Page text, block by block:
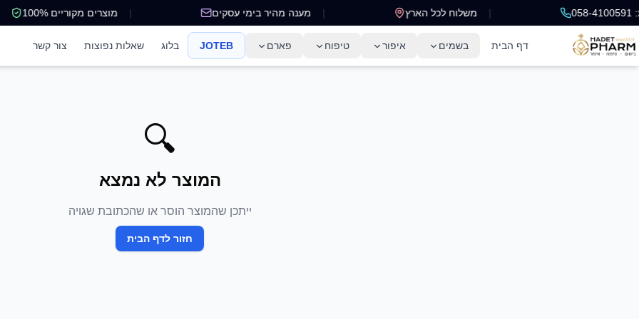
מוצרים מקוריים 100% מענה מהיר בימי עסקים משלוח לכל הארץ
דף הבית בשמים איפור טיפוח פארם JOTEB בלוג שאלות נפוצות צור קשר
🔍
המוצר לא נמצא
ייתכן שהמוצר הוסר או שהכתובת שגויה
חזור לדף הבית